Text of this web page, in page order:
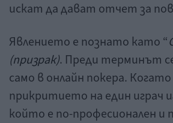
искат да дават отчет за
Явлението е познато като “
(призрак). Преди терминът
само в онлайн покера.
прикритието на един играч
който е по-професионален и